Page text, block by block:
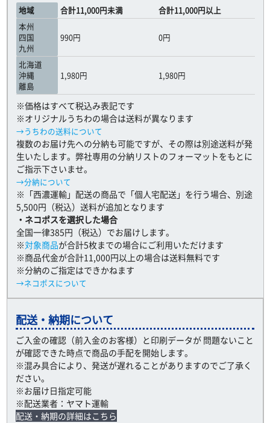
地域 合計11,000円未満
合計11,000円以上
本州
四国
九州
990円 0円
北海道
沖縄
離島
1,980円 1,980円
※価格はすべて税込み表記です
※オリジナルうちわの場合は送料が異なります
→うちわの送料について
複数のお届け先への分納も可能ですが、その際は別途送料が発
生いたします。弊社専用の分納リストのフォーマットをもとに
ご指示下さいませ。
→分納について
※「西濃運輸」配送の商品で「個人宅配送」を行う場合、別途
5,500円（税込）送料が追加となります
・ネコポスを選択した場合
全国一律385円（税込）でお届けします。
※対象商品が合計5枚までの場合にご利用いただけます
※商品代金が合計11,000円以上の場合は送料無料です
※分納のご指定はできかねます
→ネコポスについて
配送・納期について
ご入金の確認（前入金のお客様）と印刷データが 問題ないこと
が確認できた時点で商品の手配を開始します。
※混み具合により、発送が遅れることがありますのでご了承く
ださい。
※お届け日指定可能
※配送業者：ヤマト運輸
配送・納期の詳細はこちら